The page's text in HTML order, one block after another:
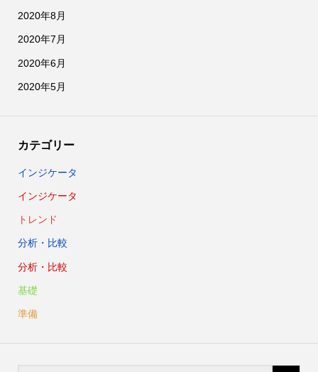
2020年8月
2020年7月
2020年6月
2020年5月
カテゴリー
インジケータ
インジケータ
トレンド
分析・比較
分析・比較
基礎
準備